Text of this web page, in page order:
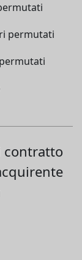
permutati
contratto